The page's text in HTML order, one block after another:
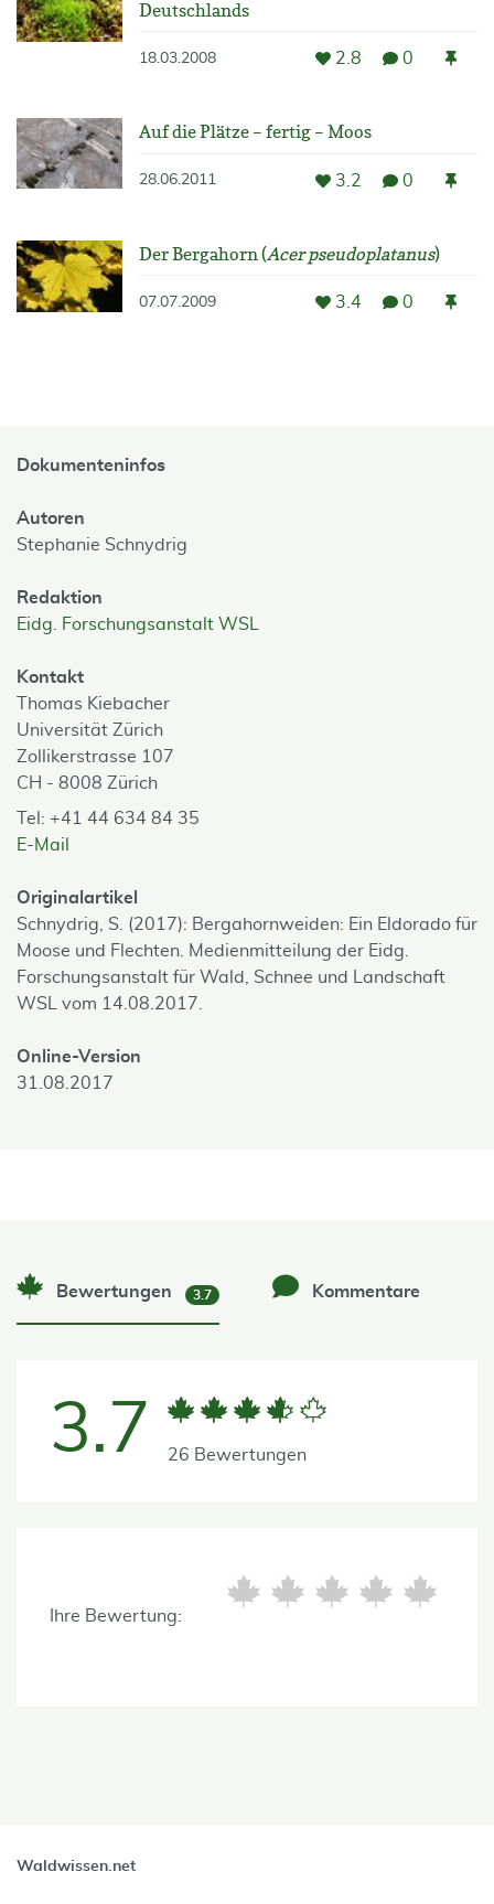
Deutschlands
18.03.2008 2.8 0
Auf die Plätze – fertig – Moos
28.06.2011 3.2 0
Der Bergahorn (Acer pseudoplatanus)
07.07.2009 3.4 0
Dokumenteninfos
Autoren
Stephanie Schnydrig
Redaktion
Eidg. Forschungsanstalt WSL
Kontakt
Thomas Kiebacher
Universität Zürich
Zollikerstrasse 107
CH - 8008 Zürich
Tel: +41 44 634 84 35
E-Mail
Originalartikel
Schnydrig, S. (2017): Bergahornweiden: Ein Eldorado für
Moose und Flechten. Medienmitteilung der Eidg.
Forschungsanstalt für Wald, Schnee und Landschaft
WSL vom 14.08.2017.
Online-Version
31.08.2017
Bewertungen 3.7 Kommentare
3.7 26 Bewertungen
Ihre Bewertung:
Waldwissen.net